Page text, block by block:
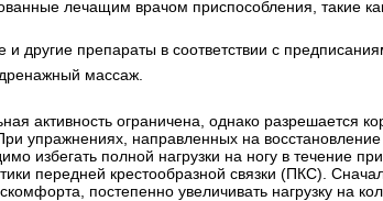
лечащим врачом приспособления, такие
другие препараты в соответствии с
массаж.
активность ограничена, однако разрешается
упражнениях, направленных на
избегать полной нагрузки на ногу в течение
передней крестообразной связки (ПКС).
постепенно увеличивать нагрузку на